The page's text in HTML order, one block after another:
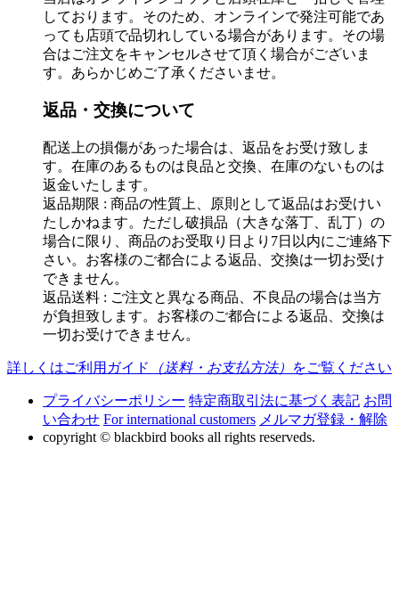
しております。そのため、オンラインで発注可能であ
っても店頭で品切れしている場合があります。その場
合はご注文をキャンセルさせて頂く場合がございま
す。あらかじめご了承くださいませ。
返品・交換について
配送上の損傷があった場合は、返品をお受け致しま
す。在庫のあるものは良品と交換、在庫のないものは
返金いたします。
返品期限 : 商品の性質上、原則として返品はお受けい
たしかねます。ただし破損品（大きな落丁、乱丁）の
場合に限り、商品のお受取り日より7日以内にご連絡下
さい。お客様のご都合による返品、交換は一切お受け
できません。
返品送料 : ご注文と異なる商品、不良品の場合は当方
が負担致します。お客様のご都合による返品、交換は
一切お受けできません。
詳しくはご利用ガイド （送料・お支払方法） をご覧ください
プライバシーポリシー 特定商取引法に基づく表記 お問
い合わせ For international customers メルマガ登録・解除
copyright © blackbird books all rights reserveds.